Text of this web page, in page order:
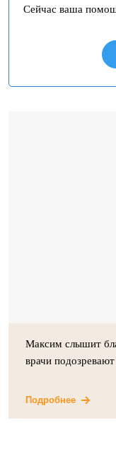
Сейчас ваша
Максим слышит
врачи
Подробнее